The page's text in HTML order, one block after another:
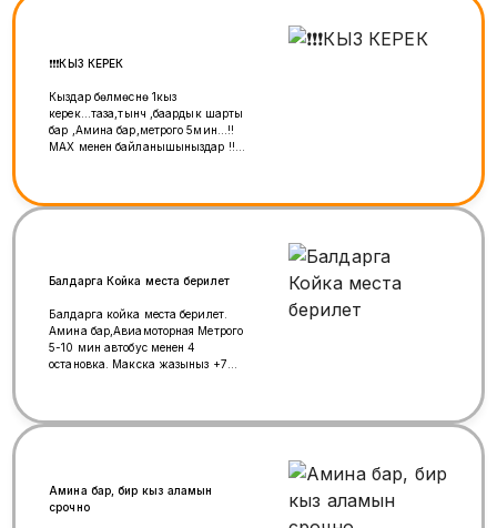
❗️❗️❗️КЫЗ КЕРЕК
Кыздар бөлмөсүнө 1кыз
керек...таза,тынч ,баардык шарты
бар ,Амина бар,метрого 5мин...!!
МАХ менен байланышыныздар !!
Балдарга Койка места берилет
Балдарга койка места берилет.
Амина бар,Авиамоторная Метрого
5-10 мин автобус менен 4
остановка. Макска жазыныз +7
Амина бар, бир кыз аламын
срочно